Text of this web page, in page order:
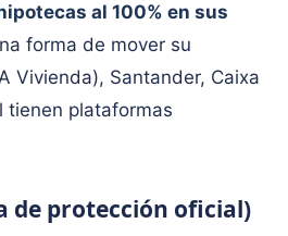
al 100% en sus
forma de mover su
Vivienda), Santander, Caixa
tienen plataformas
de protección oficial)